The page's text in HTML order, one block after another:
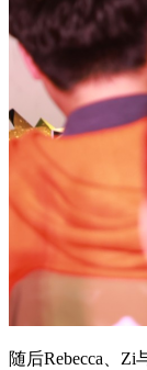
随后Rebecca、